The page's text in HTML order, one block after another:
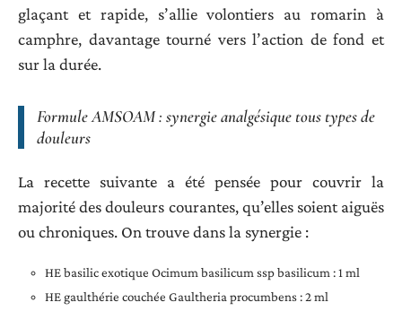
glaçant et rapide, s’allie volontiers au romarin à
camphre, davantage tourné vers l’action de fond et
sur la durée.
Formule AMSOAM : synergie analgésique tous types de
douleurs
La recette suivante a été pensée pour couvrir la
majorité des douleurs courantes, qu’elles soient aiguës
ou chroniques. On trouve dans la synergie :
HE basilic exotique Ocimum basilicum ssp basilicum : 1 ml
HE gaulthérie couchée Gaultheria procumbens : 2 ml